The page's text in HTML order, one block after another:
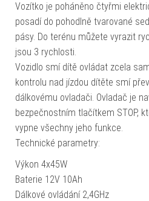
Vozítko je poháněno čtyřmi
posadí do pohodlně tvarované
pásy. Do terénu můžete vyrazit
jsou 3 rychlosti.
Vozidlo smí dítě ovládat zcela
kontrolu nad jízdou dítěte smí
dálkovému ovladači. Ovladač je
bezpečnostním tlačítkem STOP,
vypne všechny jeho funkce.
Technické parametry:
Výkon 4x45W
Baterie 12V 10Ah
Dálkové ovládání 2,4GHz